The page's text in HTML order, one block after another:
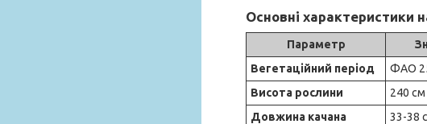
Основні характеристики
Параметр
Вегетаційний період
ФАО
Висота рослини
240 см
Довжина качана
33-38